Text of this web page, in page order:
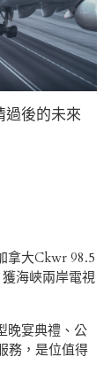
過後的未來
拿大Ckwr 98.5
海峽兩岸電視
晚宴典禮、公
務，是位值得